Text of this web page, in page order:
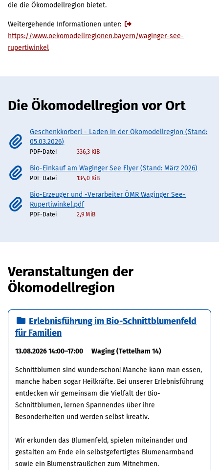
die die Ökomodellregion bietet.
Weitergehende Informationen unter:
https://www.oekomodellregionen.bayern/waginger-see-
rupertiwinkel
Die Ökomodellregion vor Ort
Geschenkkörberl - Läden in der Ökomodellregion (Stand:
05.03.2026)
PDF-Datei 336,3 KiB
Bio-Einkauf am Waginger See Flyer (Stand: März 2026)
PDF-Datei 134,0 KiB
Bio-Erzeuger und -Verarbeiter ÖMR Waginger See-
Rupertiwinkel.pdf
PDF-Datei 2,9 MiB
Veranstaltungen der
Ökomodellregion
Erlebnisführung im Bio-Schnittblumenfeld
für Familien
13.08.2026 14:00–17:00 Waging (Tettelham 14)
Schnittblumen sind wunderschön! Manche kann man essen,
manche haben sogar Heilkräfte. Bei unserer Erlebnisführung
entdecken wir gemeinsam die Vielfalt der Bio-
Schnittblumen, lernen Spannendes über ihre
Besonderheiten und werden selbst kreativ.
Wir erkunden das Blumenfeld, spielen miteinander und
gestalten am Ende ein selbstgefertigtes Blumenarmband
sowie ein Blumensträußchen zum Mitnehmen.